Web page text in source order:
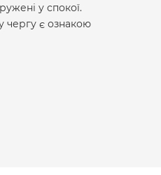
у спокої.
чергу є ознакою